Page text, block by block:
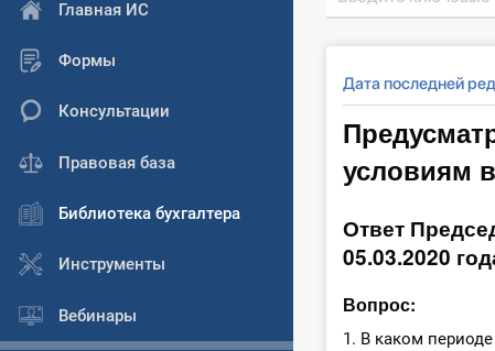
Главная ИС
Формы
Консультации
Правовая база
Библиотека бухгалтера
Инструменты
Вебинары
Дата последней
условиям
Ответ
05.03.2020
Вопрос:
1. В каком